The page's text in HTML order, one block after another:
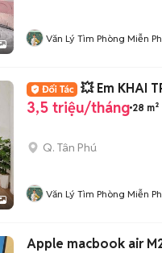
Văn Lý Tìm Phòng Miễn
💥 Em KHAI
3,5 triệu/tháng 28 m²
Q. Tân Phú
Văn Lý Tìm Phòng Miễn
Apple macbook air